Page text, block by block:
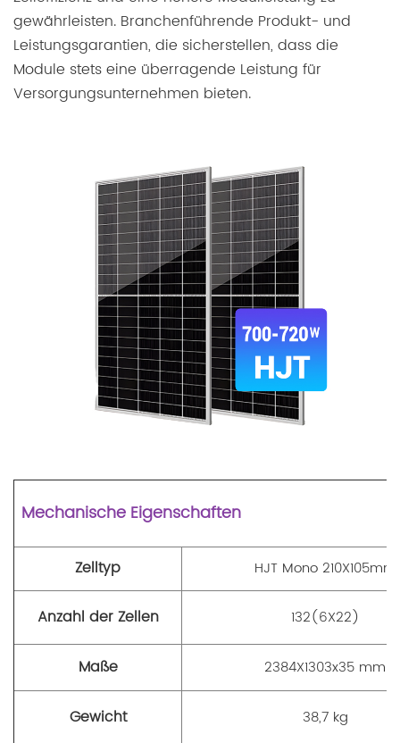
gewährleisten. Branchenführende Produkt- und
Leistungsgarantien, die sicherstellen, dass die
Module stets eine überragende Leistung für
Versorgungsunternehmen bieten.
Mechanische Eigenschaften
Zelltyp HJT Mono 210X105mm
Anzahl der Zellen 132(6X22)
Maße 2384X1303x35 mm
Gewicht 38,7 kg